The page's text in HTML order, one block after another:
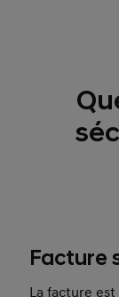
Facture
La facture